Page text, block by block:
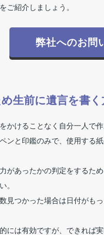
ご紹介しましょう。
弊社へのお問
生前に遺言を書
かけることなく自分一人で
ンと印鑑のみで、使用する
があったかの判定をするた
。
見つかった場合は日付がも
には有効ですが、できれば